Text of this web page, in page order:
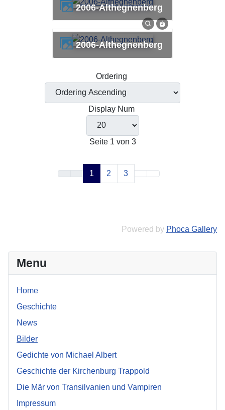
Menu
Home
Geschichte
News
Bilder
Gedichte von Michael Albert
Geschichte der Kirchenburg Trappold
Die Mär von Transilvanien und Vampiren
Impressum
2006-Althegnenberg
2006-Althegnenberg
Ordering
Display Num
Seite 1 von 3
1 2 3
Powered by Phoca Gallery